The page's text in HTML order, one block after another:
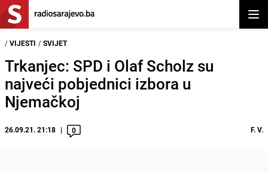
/ VIJESTI / SVIJET
Trkanjec: SPD i Olaf Scholz su
najveći pobjednici izbora u
Njemačkoj
26.09.21. 21:18 0 F. V.